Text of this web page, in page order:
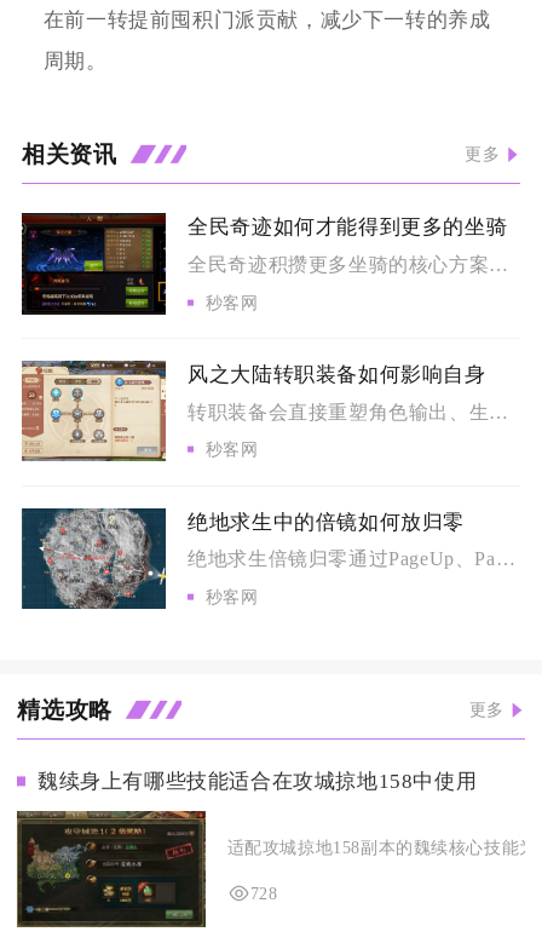
在前一转提前囤积门派贡献，减少下一转的养成
周期。
相关资讯 更多
全民奇迹如何才能得到更多的坐骑
全民奇迹积攒更多坐骑的核心方案，是打通免费副本、公会兑换、限...
秒客网
风之大陆转职装备如何影响自身
转职装备会直接重塑角色输出、生存、辅助三类核心能力，套装专属...
秒客网
绝地求生中的倍镜如何放归零
绝地求生倍镜归零通过PageUp、PageDown按键调整数...
秒客网
精选攻略 更多
魏续身上有哪些技能适合在攻城掠地158中使用
适配攻城掠地158副本的魏续核心技能
728